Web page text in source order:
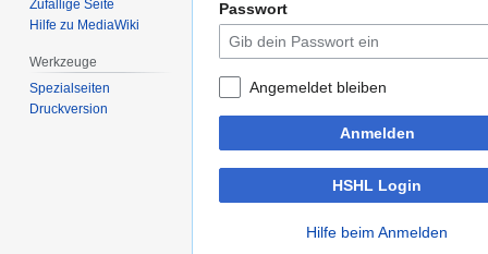
Passwort
Angemeldet bleiben
Anmelden
HSHL Login
Hilfe beim Anmelden
Zufällige Seite
Hilfe zu MediaWiki
Werkzeuge
Spezialseiten
Druckversion